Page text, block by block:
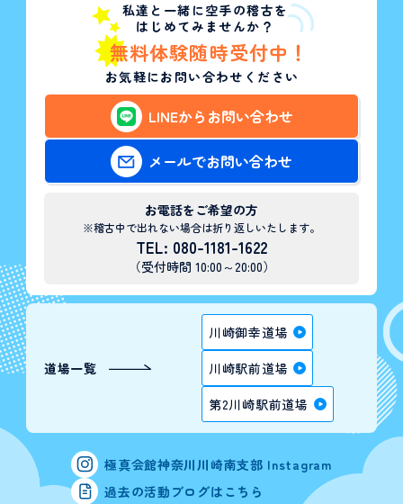
私達と一緒に空手の稽古を
はじめてみませんか？
無料体験随時受付中！
お気軽にお問い合わせください
LINEからお問い合わせ
メールでお問い合わせ
お電話をご希望の方
※稽古中で出れない場合は折り返しいたします。
TEL: 080-1181-1622
（受付時間 10:00～20:00）
道場一覧
川崎御幸道場
川崎駅前道場
第2川崎駅前道場
極真会館神奈川川崎南支部 Instagram
過去の活動ブログはこちら